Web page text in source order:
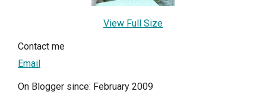
View Full Size
Contact me
Email
On Blogger since: February 2009